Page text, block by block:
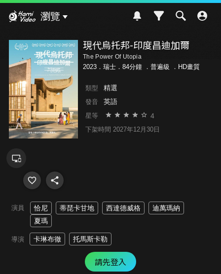
瀏覽
現代烏托邦-印度昌迪加爾
The Power Of Utopia
2023．瑞士．84分鐘 ． 普遍級 ．HD畫質
類型 精選
發音 英語
星等 4
下架時間 2027年12月30日
演員 恰尼 蒂琵卡甘地 西達德威格
迪萬瑪納
夏瑪
導演 卡琳布徹 托馬斯卡勒
請先登入